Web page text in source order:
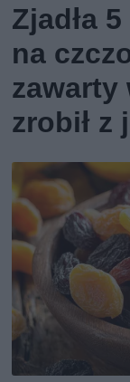
Zjadła
na
zrobił z